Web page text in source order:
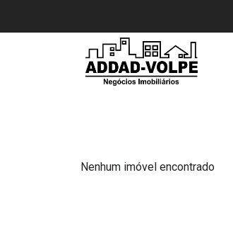
Nenhum imóvel encontrado